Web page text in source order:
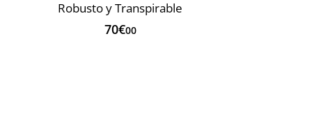
Robusto y Transpirable
70€00